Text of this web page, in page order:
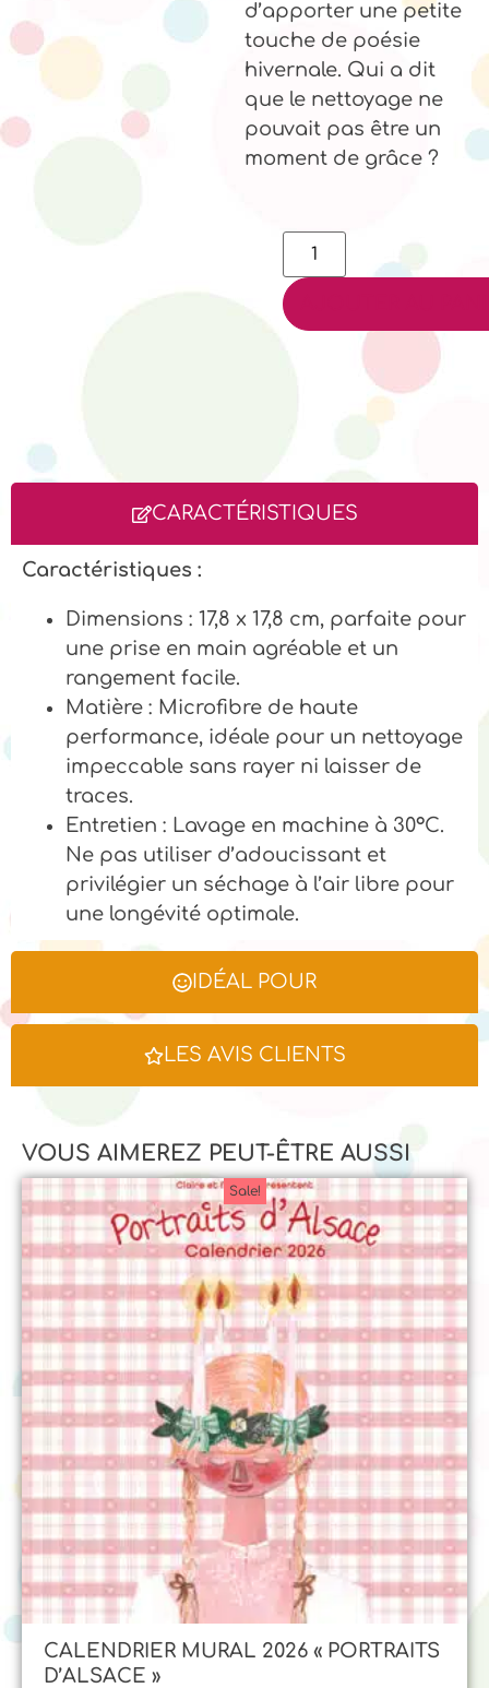
d’apporter une petite
touche de poésie
hivernale. Qui a dit
que le nettoyage ne
pouvait pas être un
moment de grâce ?
CARACTÉRISTIQUES
IDÉAL POUR
LES AVIS CLIENTS
Caractéristiques :
Dimensions : 17,8 x 17,8 cm, parfaite pour
une prise en main agréable et un
rangement facile.
Matière : Microfibre de haute
performance, idéale pour un nettoyage
impeccable sans rayer ni laisser de
traces.
Entretien : Lavage en machine à 30°C.
Ne pas utiliser d’adoucissant et
privilégier un séchage à l’air libre pour
une longévité optimale.
VOUS AIMEREZ PEUT-ÊTRE AUSSI
Sale!
CALENDRIER MURAL 2026 « PORTRAITS
D’ALSACE »